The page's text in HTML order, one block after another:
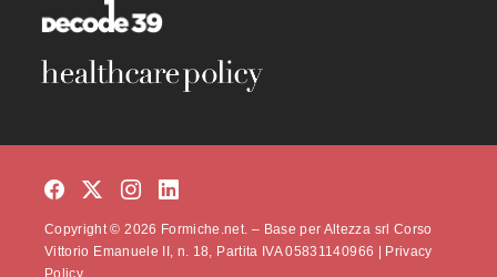
Copyright © 2026 Formiche.net. – Base per Altezza srl Corso
Vittorio Emanuele II, n. 18, Partita IVA 05831140966 | Privacy
Policy.